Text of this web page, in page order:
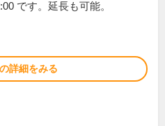
です。延長も可能。
詳細をみる